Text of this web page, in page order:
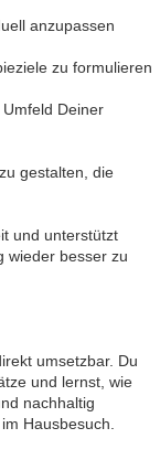
anzupassen
zu formulieren
Deiner
gestalten, die
und unterstützt
wieder besser zu
umsetzbar. Du
und lernst, wie
nachhaltig
Hausbesuch.